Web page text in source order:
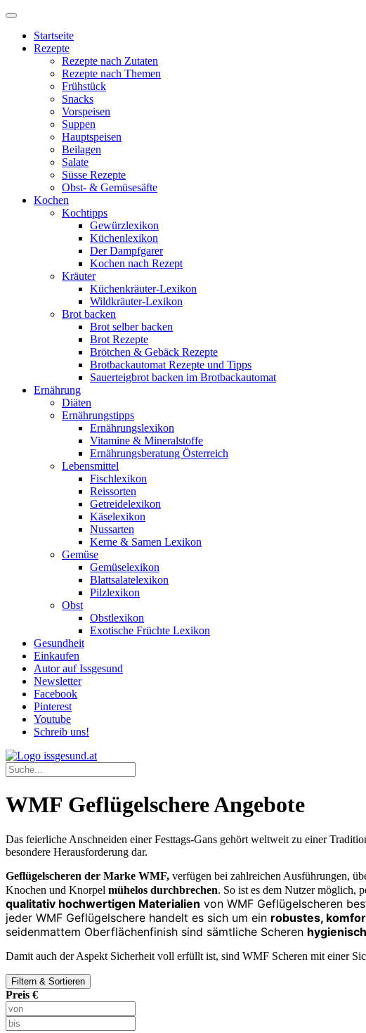
Startseite
Rezepte
Rezepte nach Zutaten
Rezepte nach Themen
Frühstück
Snacks
Vorspeisen
Suppen
Hauptspeisen
Beilagen
Salate
Süsse Rezepte
Obst- & Gemüsesäfte
Kochen
Kochtipps
Gewürzlexikon
Küchenlexikon
Der Dampfgarer
Kochen nach Rezept
Kräuter
Küchenkräuter-Lexikon
Wildkräuter-Lexikon
Brot backen
Brot selber backen
Brot Rezepte
Brötchen & Gebäck Rezepte
Brotbackautomat Rezepte und Tipps
Sauerteigbrot backen im Brotbackautomat
Ernährung
Diäten
Ernährungstipps
Ernährungslexikon
Vitamine & Mineralstoffe
Ernährungsberatung Österreich
Lebensmittel
Fischlexikon
Reissorten
Getreidelexikon
Käselexikon
Nussarten
Kerne & Samen Lexikon
Gemüse
Gemüselexikon
Blattsalatelexikon
Pilzlexikon
Obst
Obstlexikon
Exotische Früchte Lexikon
Gesundheit
Einkaufen
Autor auf Issgesund
Newsletter
Facebook
Pinterest
Youtube
Schreib uns!
WMF Geflügelschere Angebote
Das feierliche Anschneiden einer Festtags-Gans gehört weltweit zu einer
besondere Herausforderung dar.
Geflügelscheren der Marke WMF, verfügen bei zahlreichen Ausführungen,
Knochen und Knorpel mühelos durchbrechen. So ist es dem Nutzer möglich,
qualitativ hochwertigen Materialien von WMF Geflügelscheren
jeder WMF Geflügelschere handelt es sich um ein robustes,
seidenmattem Oberflächenfinish sind sämtliche Scheren
Damit auch der Aspekt Sicherheit voll erfüllt ist, sind WMF Scheren mit einer
Filtern & Sortieren
Preis €